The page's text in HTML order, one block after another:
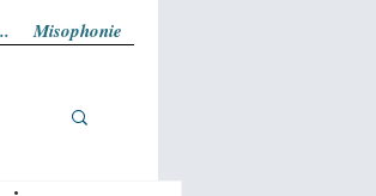
Misophonie